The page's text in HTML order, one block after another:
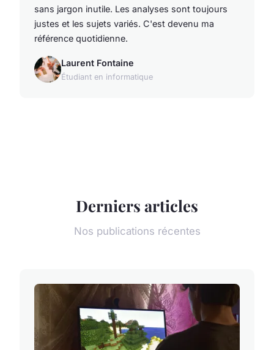
sans jargon inutile. Les analyses sont toujours
justes et les sujets variés. C'est devenu ma
référence quotidienne.
Laurent Fontaine
Étudiant en informatique
Derniers articles
Nos publications récentes